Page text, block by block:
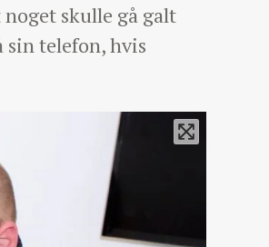
skulle gå galt
sin telefon, hvis